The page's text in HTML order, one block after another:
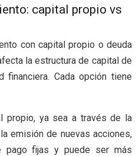
capital propio vs
con capital propio o deuda
la estructura de capital de
Cada opción tiene
propio, ya sea a través de la
emisión de nuevas acciones,
pago fijas y puede ser más